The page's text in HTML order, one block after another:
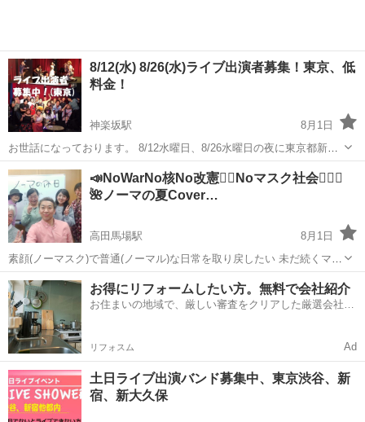
8/12(水) 8/26(水)ライブ出演者募集！東京、低
料金！
神楽坂駅
8月1日
お世話になっております。 8/12水曜日、8/26水曜日の夜に東京都新宿
区神楽坂のライブハウスにてライブを開催いたします。 只今、出演者
を募集しております。 和気あいあいあといつも楽しくライブをやって
お...
東京 新宿区 コンサート/ショー ライブ
📣NoWarNo核No改憲✊🏻Noマスク社会🙅🏻‍♀️
🌺ノーマの夏Cover…
高田馬場駅
8月1日
素顔(ノーマスク)で普通(ノーマル)な日常を取り戻したい 未だ続くマス
ク接客 医療･介護のマスク強要や面会制限に苦しむ人を無くしたい
🙏🏻 話の通じないパラレルワールドで､すっかり疲れてしまい 生きて
ることさえ嫌だと泣...
東京 新宿区 高田馬場駅 コンサート/ショー
オープンマイク
お得にリフォームしたい方。無料で会社紹介
お住まいの地域で、厳しい審査をクリアした厳選会社を
リフォスム Ad
土日ライブ出演バンド募集中、東京渋谷、新
宿、新大久保